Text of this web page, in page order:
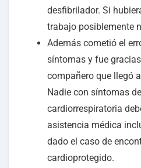
desfibrilador. Si
trabajo posiblemente
Además cometió el
síntomas y fue
compañero que llegó
Nadie con síntomas
cardiorrespiratoria
asistencia médica
dado el caso de
cardioprotegido.